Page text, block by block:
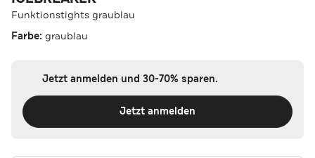
Funktionstights graublau
Farbe: graublau
Jetzt anmelden und 30-70% sparen.
Jetzt anmelden